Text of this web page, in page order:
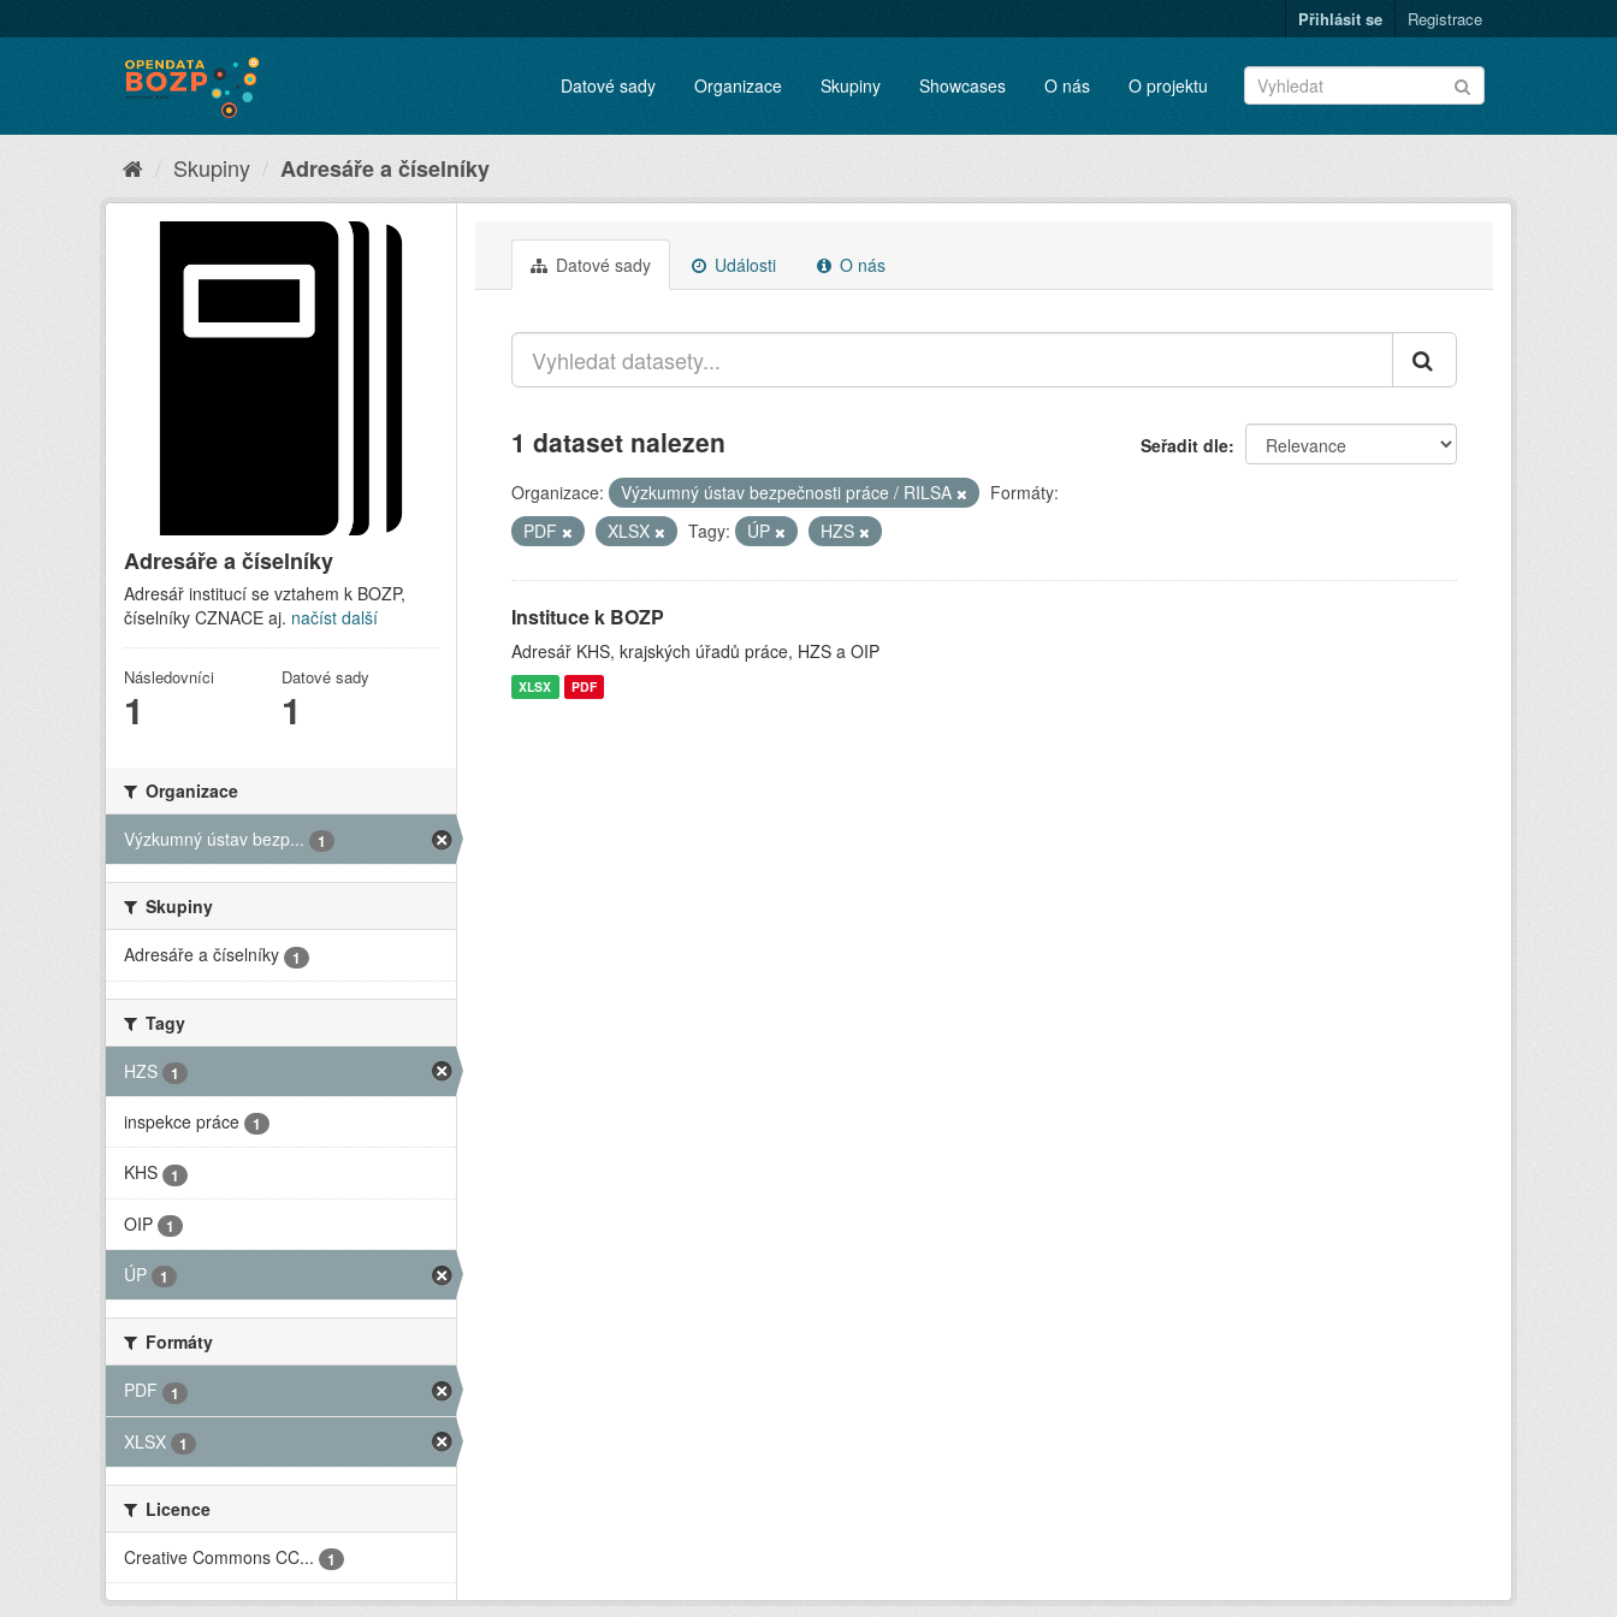
Přihlásit se Registrace
Datové sady Organizace Skupiny Showcases O nás O projektu
Skupiny Adresáře a číselníky
Adresáře a číselníky
Adresář institucí se vztahem k BOZP,
číselníky CZNACE aj. načíst další
Následovníci
1
Datové sady
1
Organizace
Výzkumný ústav bezp...
1
Skupiny
Adresáře a číselníky
1
Tagy
HZS
1
inspekce práce 1
KHS 1
OIP 1
ÚP 1
Formáty
PDF
1
XLSX 1
Licence
Creative Commons CC...
1
Datové sady Události O nás
Seřadit dle
1 dataset nalezen
Organizace: Výzkumný ústav bezpečnosti práce / RILSA
Formáty:
PDF
XLSX Tagy: ÚP HZS
Instituce k BOZP
Adresář KHS, krajských úřadů práce, HZS a OIP
XLSX PDF